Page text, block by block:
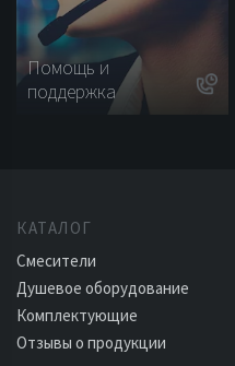
Помощь и
поддержка
КАТАЛОГ
Смесители
Душевое оборудование
Комплектующие
Отзывы о продукции